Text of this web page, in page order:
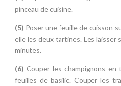
pinceau de cuisine.
(5) Poser une feuille de cuisson
elle les deux tartines. Les laisser
minutes.
(6) Couper les champignons en
feuilles de basilic. Couper les